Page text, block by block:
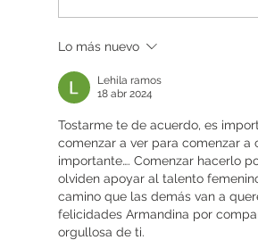
Lo más nuevo
Lehila ramos
18 abr 2024
Tostarme te de acuerdo, es
comenzar a ver para comenzar a
importante…. Comenzar hacerlo
olviden apoyar al talento
camino que las demás van a
felicidades Armandina por
orgullosa de ti.